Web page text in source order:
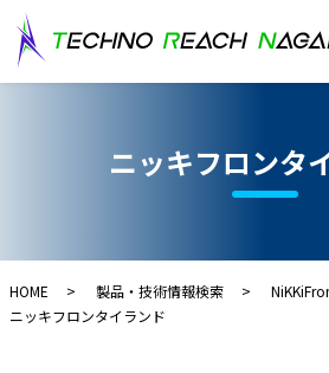
ニッキフロンタ
HOME 製品・技術情報検索
ニッキフロンタイランド